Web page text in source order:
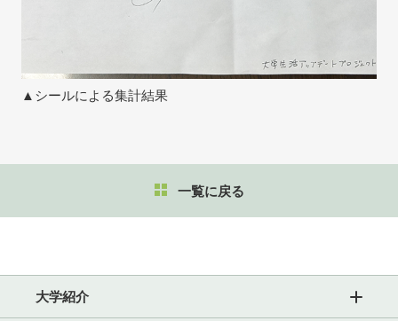
▲シールによる集計結果
一覧に戻る
大学紹介